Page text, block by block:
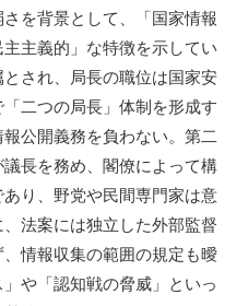
を背景として、「国家情報
主義的」な特徴を示してい
され、局長の職位は国家安
二つの局長」体制を形成す
公開義務を負わない。第二
長を務め、閣僚によって構
り、野党や民間専門家は意
法案には独立した外部監督
情報収集の範囲の規定も曖
や「認知戦の脅威」といっ